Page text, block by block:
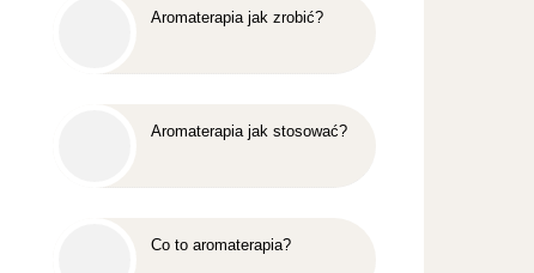
Aromaterapia jak zrobić?
Aromaterapia jak stosować?
Co to aromaterapia?